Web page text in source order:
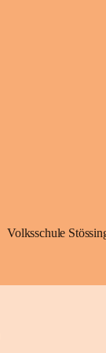
Volksschule